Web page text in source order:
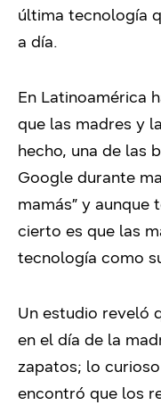
última tecnología
a día.
En Latinoamérica
que las madres y
hecho, una de las
Google durante
mamás” y aunque
cierto es que las
tecnología como
Un estudio reveló
en el día de la
zapatos; lo
encontró que los